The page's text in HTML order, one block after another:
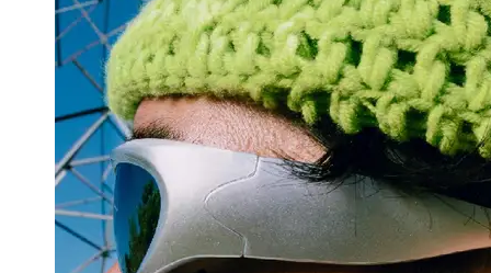
Help &
Support
Contact
About
Write
for Us